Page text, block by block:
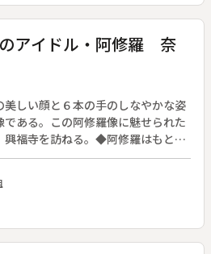
アイドル・阿修羅 奈
しい顔と６本の手のしなやかな姿
ある。この阿修羅像に魅せられた
興福寺を訪ねる。◆阿修羅はもとも
ないように邪魔をする悪だった。
ちに感化され、仏門に帰依する。
して活躍することになった。その
た最高の喜びを表している。